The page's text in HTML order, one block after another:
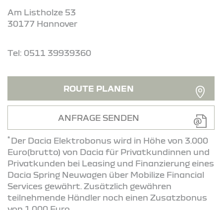
Am Listholze 53
30177 Hannover
Tel: 0511 39939360
ROUTE PLANEN
ANFRAGE SENDEN
* Der Dacia Elektrobonus wird in Höhe von 3.000
Euro(brutto) von Dacia für Privatkundinnen und
Privatkunden bei Leasing und Finanzierung eines
Dacia Spring Neuwagen über Mobilize Financial
Services gewährt. Zusätzlich gewähren
teilnehmende Händler noch einen Zusatzbonus